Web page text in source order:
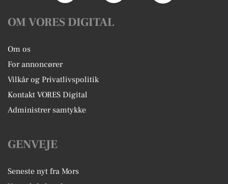
OM VORES DIGITAL
Om os
For annoncører
Vilkår og Privatlivspolitik
Kontakt VORES Digital
Administrer samtykke
GENVEJE
Seneste nyt fra Mors